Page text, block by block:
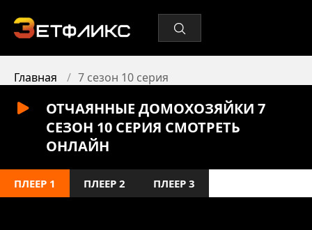
Главная 7 сезон 10 серия
ОТЧАЯННЫЕ ДОМОХОЗЯЙКИ 7
СЕЗОН 10 СЕРИЯ СМОТРЕТЬ
ОНЛАЙН
ПЛЕЕР 1 ПЛЕЕР 2 ПЛЕЕР 3